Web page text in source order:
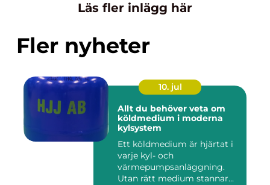
Läs fler inlägg här
Fler nyheter
10. jul
Allt du behöver veta om
köldmedium i moderna
kylsystem
Ett köldmedium är hjärtat i
varje kyl- och
värmepumpsanläggning.
Utan rätt medium stannar